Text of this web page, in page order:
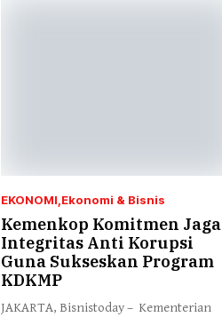
EKONOMI Ekonomi & Bisnis
Kemenkop Komitmen Jaga
Integritas Anti Korupsi
Guna Sukseskan Program
KDKMP
JAKARTA, Bisnistoday – Kementerian